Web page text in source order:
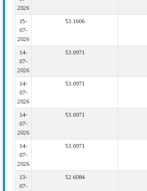
2026
15-
07-
2026
53.1606
14-
07-
2026
53.0971
14-
07-
2026
53.0971
14-
07-
2026
53.0971
14-
07-
2026
53.0971
13-
07-
52.6084